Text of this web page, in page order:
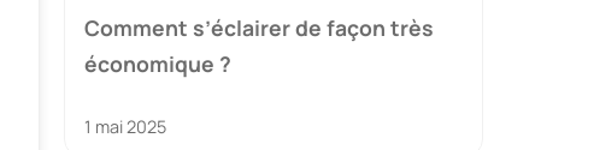
Comment s’éclairer de façon très
économique ?
1 mai 2025